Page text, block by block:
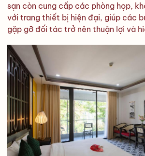
sạn còn cung cấp các phòng họp,
với trang thiết bị hiện đại, giúp các
gặp gỡ đối tác trở nên thuận lợi và